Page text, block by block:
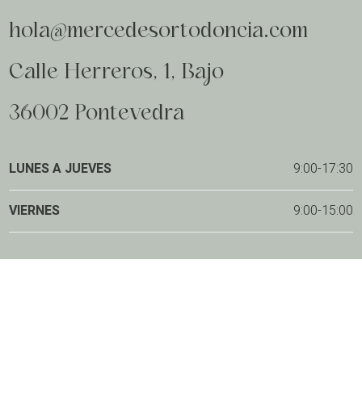
hola@mercedesortodoncia.com
Calle Herreros, 1, Bajo
36002 Pontevedra
LUNES A JUEVES 9:00-17:30
VIERNES 9:00-15:00